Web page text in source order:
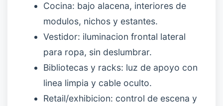
Cocina: bajo alacena, interiores de
modulos, nichos y estantes.
Vestidor: iluminacion frontal lateral
para ropa, sin deslumbrar.
Bibliotecas y racks: luz de apoyo con
linea limpia y cable oculto.
Retail/exhibicion: control de escena y